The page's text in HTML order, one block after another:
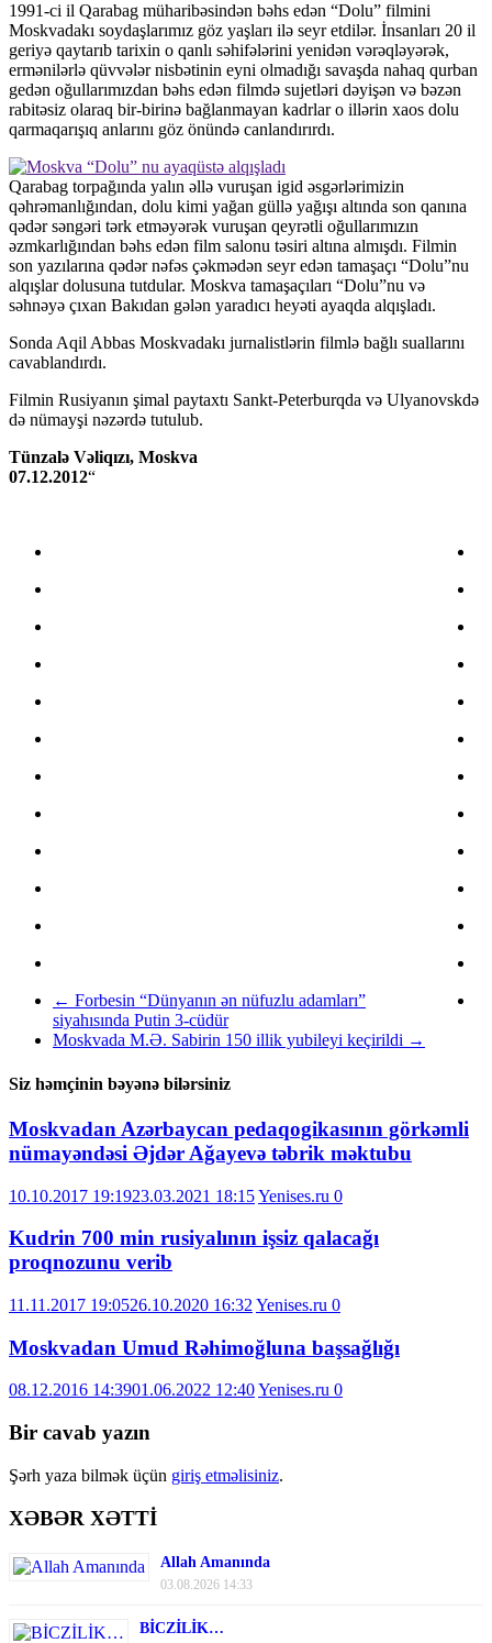
1991-ci il Qarabag müharibəsindən bəhs edən “Dolu” filmini
Moskvadakı soydaşlarımız göz yaşları ilə seyr etdilər. İnsanları 20 il
geriyə qaytarıb tarixin o qanlı səhifələrini yenidən vərəqləyərək,
ermənilərlə qüvvələr nisbətinin eyni olmadığı savaşda nahaq qurban
gedən oğullarımızdan bəhs edən filmdə sujetləri dəyişən və bəzən
rabitəsiz olaraq bir-birinə bağlanmayan kadrlar o illərin xaos dolu
qarmaqarışıq anlarını göz önündə canlandırırdı.
Qarabag torpağında yalın əllə vuruşan igid əsgərlərimizin
qəhrəmanlığından, dolu kimi yağan güllə yağışı altında son qanına
qədər səngəri tərk etməyərək vuruşan qeyrətli oğullarımızın
əzmkarlığından bəhs edən film salonu təsiri altına almışdı. Filmin
son yazılarına qədər nəfəs çəkmədən seyr edən tamaşaçı “Dolu”nu
alqışlar dolusuna tutdular. Moskva tamaşaçıları “Dolu”nu və
səhnəyə çıxan Bakıdan gələn yaradıcı heyəti ayaqda alqışladı.
Sonda Aqil Abbas Moskvadakı jurnalistlərin filmlə bağlı suallarını
cavablandırdı.
Filmin Rusiyanın şimal paytaxtı Sankt-Peterburqda və Ulyanovskdə
də nümayşi nəzərdə tutulub.
Tünzalə Vəliqızı, Moskva
07.12.2012“
← Forbesin “Dünyanın ən nüfuzlu adamları”
siyahısında Putin 3-cüdür
Moskvada M.Ə. Sabirin 150 illik yubileyi keçirildi →
Siz həmçinin bəyənə bilərsiniz
Moskvadan Azərbaycan pedaqogikasının görkəmli
nümayəndəsi Əjdər Ağayevə təbrik məktubu
10.10.2017 19:1923.03.2021 18:15Yenises.ru 0
Kudrin 700 min rusiyalının işsiz qalacağı
proqnozunu verib
11.11.2017 19:0526.10.2020 16:32 Yenises.ru 0
Moskvadan Umud Rəhimoğluna başsağlığı
08.12.2016 14:3901.06.2022 12:40Yenises.ru 0
Bir cavab yazın
Şərh yaza bilmək üçün giriş etməlisiniz.
XƏBƏR XƏTTİ
Allah Amanında
03.08.2026 14:33
BİCZİLİK…